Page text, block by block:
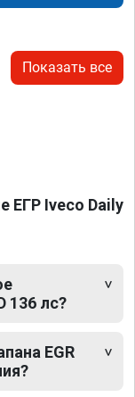
Показать все
ЕГР Iveco Daily
136 лс?
EGR